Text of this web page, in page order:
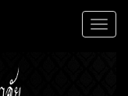
Toggle